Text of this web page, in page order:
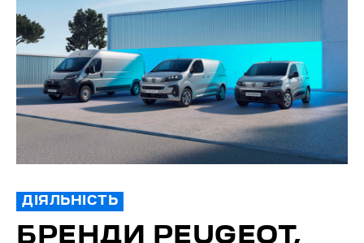
ДІЯЛЬНІСТЬ
БРЕНДИ PEUGEOT,